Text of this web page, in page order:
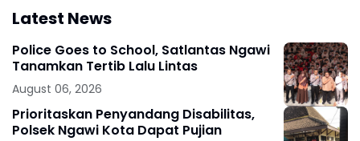
Latest News
Police Goes to School, Satlantas Ngawi
Tanamkan Tertib Lalu Lintas
August 06, 2026
Prioritaskan Penyandang Disabilitas,
Polsek Ngawi Kota Dapat Pujian